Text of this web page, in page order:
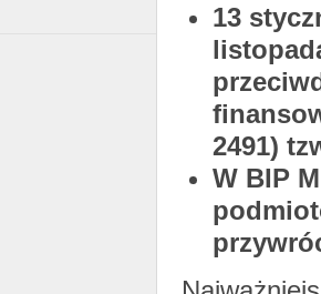
13
2491)
W BIP